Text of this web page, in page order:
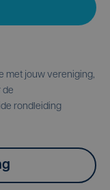
met jouw vereniging,
de
rondleiding